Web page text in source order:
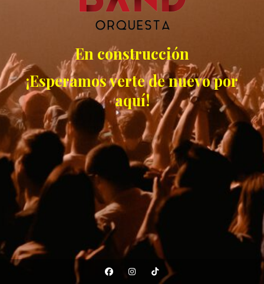
En construcción
¡Esperamos verte de nuevo por
aquí!